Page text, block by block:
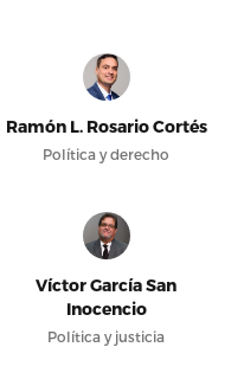
Ramón L. Rosario Cortés
Política y derecho
Víctor García San
Inocencio
Política y justicia